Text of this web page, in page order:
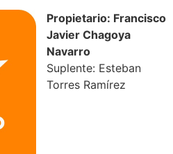
Propietario: Francisco
Javier Chagoya
Navarro
Suplente: Esteban
Torres Ramírez